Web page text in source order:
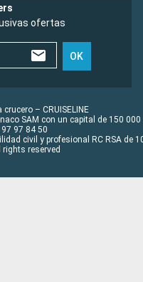
ofertas
OK
– CRUISELINE
SAM con un capital de 150 000
97 84 50
civil y profesional RC RSA de
rights reserved